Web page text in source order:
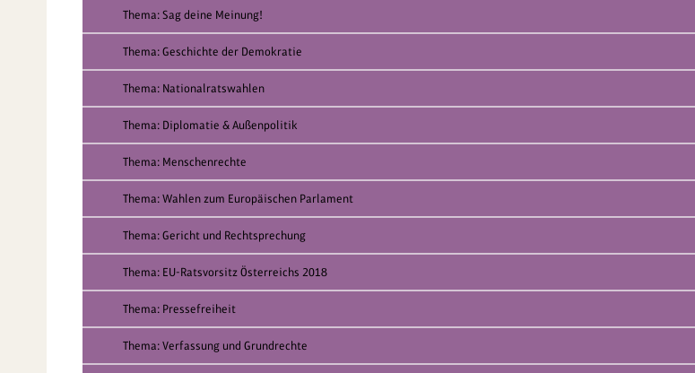
Thema: Sag deine Meinung!
Thema: Geschichte der Demokratie
Thema: Nationalratswahlen
Thema: Diplomatie & Außenpolitik
Thema: Menschenrechte
Thema: Wahlen zum Europäischen Parlament
Thema: Gericht und Rechtsprechung
Thema: EU-Ratsvorsitz Österreichs 2018
Thema: Pressefreiheit
Thema: Verfassung und Grundrechte